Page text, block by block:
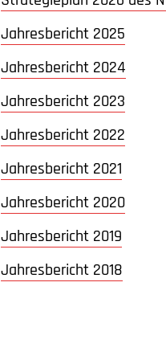
Jahresbericht 2025
Jahresbericht 2024
Jahresbericht 2023
Jahresbericht 2022
Jahresbericht 2021
Jahresbericht 2020
Jahresbericht 2019
Jahresbericht 2018